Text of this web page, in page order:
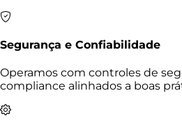
Segurança e Confiabilidade
Operamos com controles de
compliance alinhados a boas